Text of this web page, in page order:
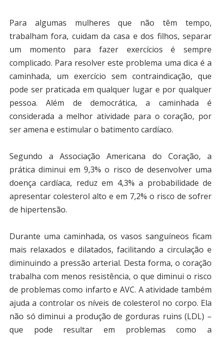
Para algumas mulheres que não têm tempo,
trabalham fora, cuidam da casa e dos filhos, separar
um momento para fazer exercícios é sempre
complicado. Para resolver este problema uma dica é a
caminhada, um exercício sem contraindicação, que
pode ser praticada em qualquer lugar e por qualquer
pessoa. Além de democrática, a caminhada é
considerada a melhor atividade para o coração, por
ser amena e estimular o batimento cardíaco.
Segundo a Associação Americana do Coração, a
prática diminui em 9,3% o risco de desenvolver uma
doença cardíaca, reduz em 4,3% a probabilidade de
apresentar colesterol alto e em 7,2% o risco de sofrer
de hipertensão.
Durante uma caminhada, os vasos sanguíneos ficam
mais relaxados e dilatados, facilitando a circulação e
diminuindo a pressão arterial. Desta forma, o coração
trabalha com menos resistência, o que diminui o risco
de problemas como infarto e AVC. A atividade também
ajuda a controlar os níveis de colesterol no corpo. Ela
não só diminui a produção de gorduras ruins (LDL) –
que pode resultar em problemas como a